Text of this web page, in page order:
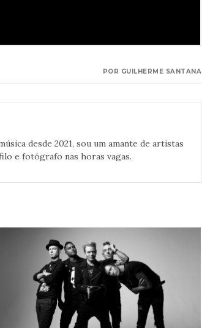
POR GUILHERME SANTANA
desde 2021, sou um amante de artistas
e fotógrafo nas horas vagas.